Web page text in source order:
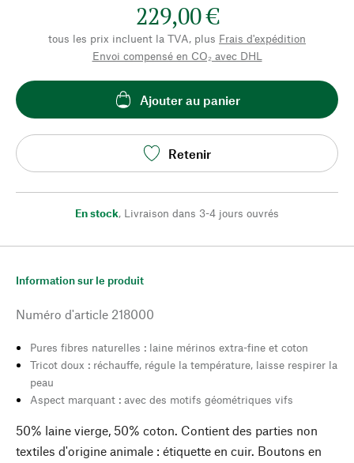
229,00 €
tous les prix incluent la TVA, plus Frais d'expédition
Envoi compensé en CO₂ avec DHL
Ajouter au panier
Retenir
En stock, Livraison dans 3-4 jours ouvrés
Information sur le produit
Numéro d'article 218000
Pures fibres naturelles : laine mérinos extra-fine et coton
Tricot doux : réchauffe, régule la température, laisse respirer la
peau
Aspect marquant : avec des motifs géométriques vifs
50% laine vierge, 50% coton. Contient des parties non
textiles d'origine animale : étiquette en cuir. Boutons en